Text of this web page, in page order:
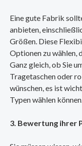
Eine gute Fabrik
anbieten,
Größen. Diese
Optionen zu wählen,
Ganz gleich, ob Sie
Tragetaschen oder
wünschen, es ist
Typen wählen
3. Bewertung ihrer